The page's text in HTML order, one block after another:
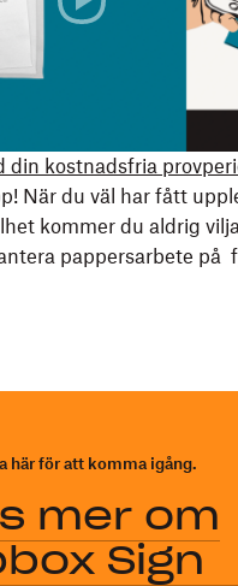
din kostnadsfria
När du väl har fått
kommer du aldrig
pappersarbete på
här för att komma igång.
mer om
Sign